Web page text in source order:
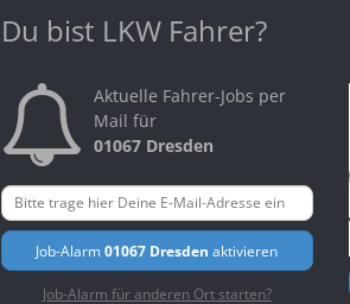
Du bist LKW Fahrer?
Aktuelle Fahrer-Jobs per
Mail für
01067 Dresden
Job-Alarm01067 Dresden aktivieren
Job-Alarm für anderen Ort starten?